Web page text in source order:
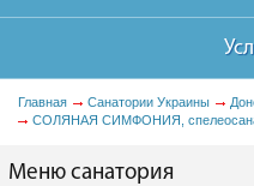
Главная Санатории Украины
СОЛЯНАЯ СИМФОНИЯ,
Меню санатория